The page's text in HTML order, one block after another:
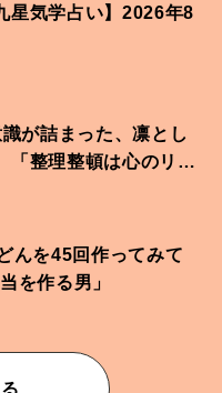
星気学占い】2026年8
が詰まった、凛とし
「整理整頓は心のリズ
を45回作ってみて
を作る男」